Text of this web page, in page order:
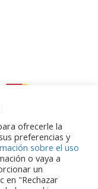
Sin
del autor o autores y
ofrecerle la
preferencias y
sobre el uso
o vaya a
un
en "Rechazar